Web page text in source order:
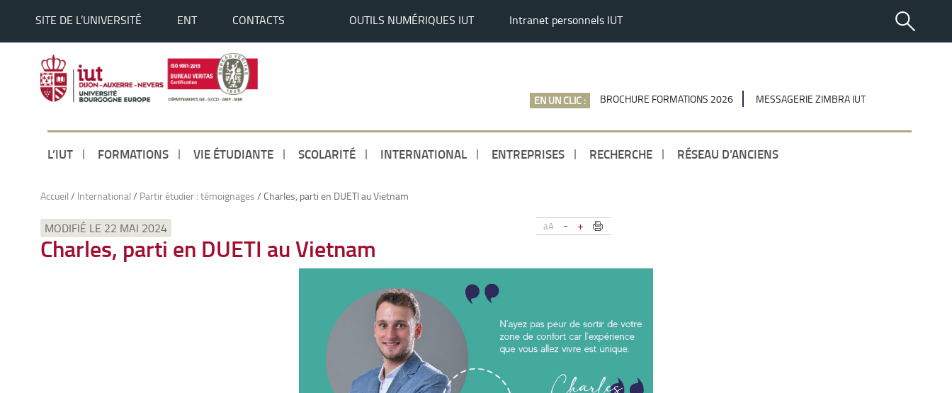
SITE DE L’UNIVERSITÉ ENT CONTACTS OUTILS NUMÉRIQUES IUT Intranet personnels IUT
EN UN CLIC : BROCHURE FORMATIONS 2026 MESSAGERIE ZIMBRA IUT
L’IUT FORMATIONS VIE ÉTUDIANTE SCOLARITÉ INTERNATIONAL ENTREPRISES RECHERCHE RÉSEAU D’ANCIENS
Accueil / International / Partir étudier : témoignages / Charles, parti en DUETI au Vietnam
aA - +
MODIFIÉ LE 22 MAI 2024
Charles, parti en DUETI au Vietnam